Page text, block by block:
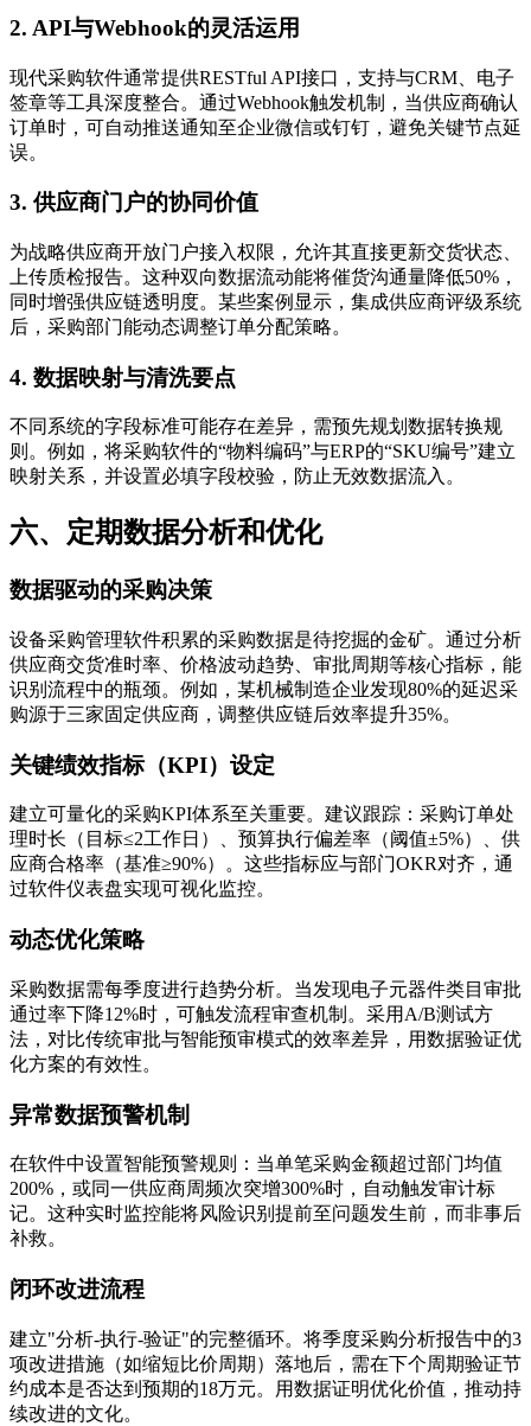
2. API与Webhook的灵活运用
现代采购软件通常提供RESTful API接口，支持与CRM、电子
签章等工具深度整合。通过Webhook触发机制，当供应商确认
订单时，可自动推送通知至企业微信或钉钉，避免关键节点延
误。
3. 供应商门户的协同价值
为战略供应商开放门户接入权限，允许其直接更新交货状态、
上传质检报告。这种双向数据流动能将催货沟通量降低50%，
同时增强供应链透明度。某些案例显示，集成供应商评级系统
后，采购部门能动态调整订单分配策略。
4. 数据映射与清洗要点
不同系统的字段标准可能存在差异，需预先规划数据转换规
则。例如，将采购软件的“物料编码”与ERP的“SKU编号”建立
映射关系，并设置必填字段校验，防止无效数据流入。
六、定期数据分析和优化
数据驱动的采购决策
设备采购管理软件积累的采购数据是待挖掘的金矿。通过分析
供应商交货准时率、价格波动趋势、审批周期等核心指标，能
识别流程中的瓶颈。例如，某机械制造企业发现80%的延迟采
购源于三家固定供应商，调整供应链后效率提升35%。
关键绩效指标（KPI）设定
建立可量化的采购KPI体系至关重要。建议跟踪：采购订单处
理时长（目标≤2工作日）、预算执行偏差率（阈值±5%）、供
应商合格率（基准≥90%）。这些指标应与部门OKR对齐，通
过软件仪表盘实现可视化监控。
动态优化策略
采购数据需每季度进行趋势分析。当发现电子元器件类目审批
通过率下降12%时，可触发流程审查机制。采用A/B测试方
法，对比传统审批与智能预审模式的效率差异，用数据验证优
化方案的有效性。
异常数据预警机制
在软件中设置智能预警规则：当单笔采购金额超过部门均值
200%，或同一供应商周频次突增300%时，自动触发审计标
记。这种实时监控能将风险识别提前至问题发生前，而非事后
补救。
闭环改进流程
建立"分析-执行-验证"的完整循环。将季度采购分析报告中的3
项改进措施（如缩短比价周期）落地后，需在下个周期验证节
约成本是否达到预期的18万元。用数据证明优化价值，推动持
续改进的文化。